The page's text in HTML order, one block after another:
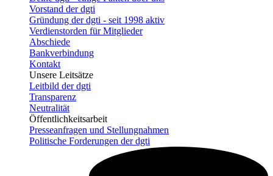
Vorstand der dgti
Gründung der dgti - seit 1998 aktiv
Verdienstorden für Mitglieder
Abschiede
Bankverbindung
Kontakt
Unsere Leitsätze
Leitbild der dgti
Transparenz
Neutralität
Öffentlichkeitsarbeit
Presseanfragen und Stellungnahmen
Politische Forderungen der dgti